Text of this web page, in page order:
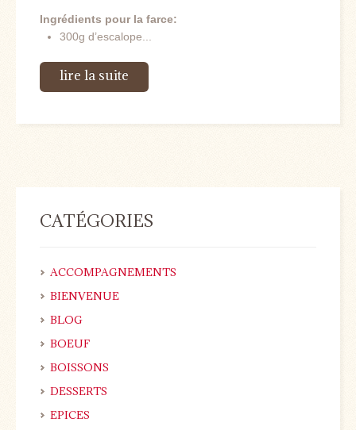
Ingrédients pour la farce:
300g d’escalope...
lire la suite
CATÉGORIES
ACCOMPAGNEMENTS
BIENVENUE
BLOG
BOEUF
BOISSONS
DESSERTS
EPICES